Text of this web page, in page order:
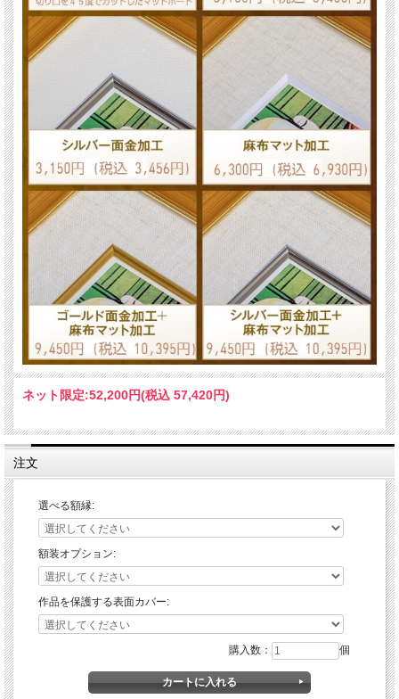
ネット限定:52,200円(税込 57,420円)
注文
選べる額縁:
額装オプション:
作品を保護する表面カバー:
購入数： 個